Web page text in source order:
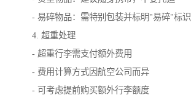
- 易碎物品：需特别包装并标明"易碎"标识
4. 超重处理
- 超重行李需支付额外费用
- 费用计算方式因航空公司而异
- 可考虑提前购买额外行李额度